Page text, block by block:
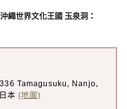
繩世界文化王國 玉泉洞 ：
Tamagusuku, Nanjo,
本 (地圖)